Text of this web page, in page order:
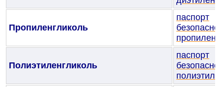
Пропиленгликоль
паспорт
Полиэтиленгликоль
паспорт